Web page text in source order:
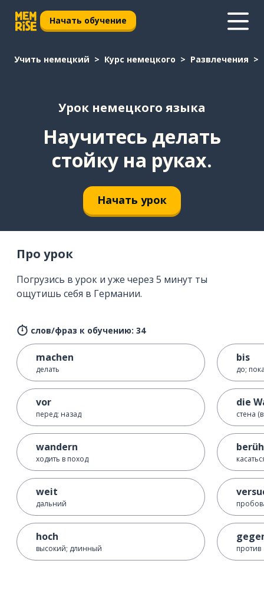
Начать обучение
Учить немецкий Курс немецкого Развлечения
Урок немецкого языка
Научитесь делать
стойку на руках.
Начать урок
Про урок
Погрузись в урок и уже через 5 минут ты
ощутишь себя в Германии.
слов/фраз к обучению: 34
machen
делать
vor
перед; назад
wandern
ходить в поход
weit
дальний
hoch
высокий; длинный
bis
до;
die
стена
против